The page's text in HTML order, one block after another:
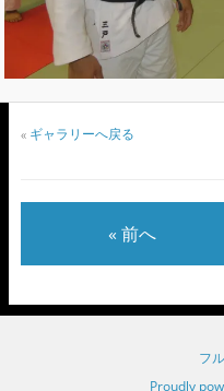
« ギャラリーへ戻る
« 前へ
フ
Proudly